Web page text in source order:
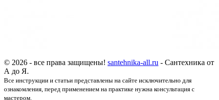
© 2026 - все права защищены! santehnika-all.ru - Сантехника от
А до Я.
Все инструкции и статьи представлены на сайте исключительно для
ознакомления, перед применением на практике нужна консультация с
мастером.